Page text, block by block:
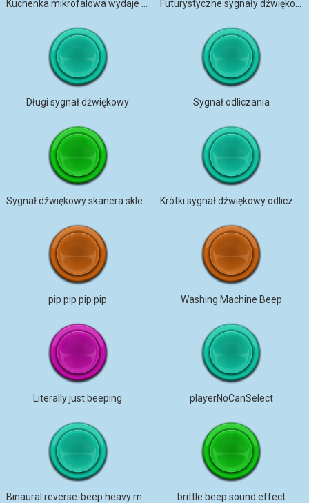
Długi sygnał dźwiękowy Sygnał odliczania
pip pip pip pip Washing Machine Beep
Literally just beeping playerNoCanSelect
brittle beep sound effect